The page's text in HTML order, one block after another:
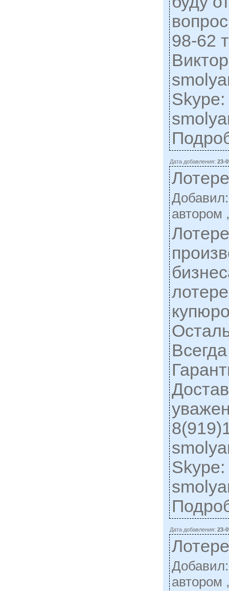
98-62
Skype:
Дата добавления:23-
автором
Skype:
Дата добавления:23-
автором